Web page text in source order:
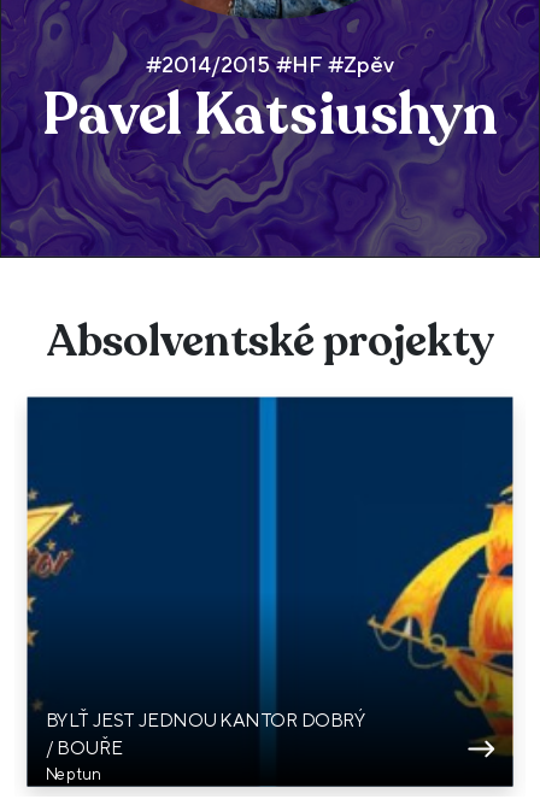
#2014/2015 #HF #Zpěv
Pavel Katsiushyn
Absolventské projekty
BYLŤ JEST JEDNOU KANTOR DOBRÝ
/ BOUŘE
Neptun